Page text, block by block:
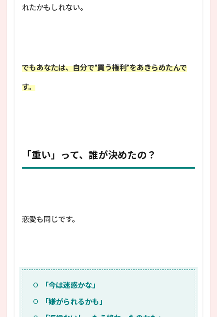
れたかもしれない。
でもあなたは、自分で“買う権利”をあきらめたんで
す。
「重い」って、誰が決めたの？
恋愛も同じです。
「今は迷惑かな」
「嫌がられるかも」